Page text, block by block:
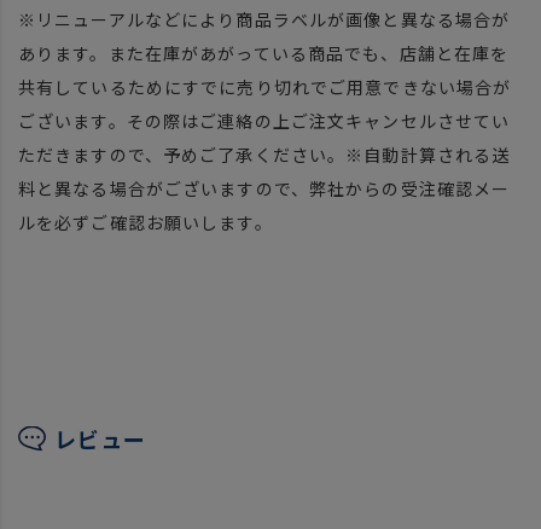
※リニューアルなどにより商品ラベルが画像と異なる場合が
あります。また在庫があがっている商品でも、店舗と在庫を
共有しているためにすでに売り切れでご用意できない場合が
ございます。その際はご連絡の上ご注文キャンセルさせてい
ただきますので、予めご了承ください。※自動計算される送
料と異なる場合がございますので、弊社からの受注確認メー
ルを必ずご確認お願いします。
レビュー